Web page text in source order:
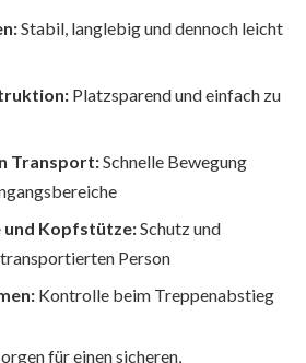
Stabil, langlebig und dennoch leicht
Platzsparend und einfach zu
Transport:Schnelle Bewegung
Kopfstütze:Schutz und
Person
Kontrolle beim Treppenabstieg
für einen sicheren,